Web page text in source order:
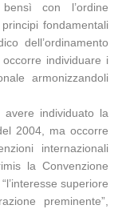
bensì con l’ordine
fondamentali
dell’ordinamento
individuare i
armonizzandoli
avere individuato la
2004, ma occorre
internazionali
la Convenzione
superiore
preminente”,